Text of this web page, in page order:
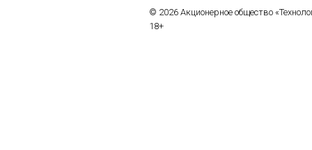
© 2026 Акционерное общество
18+